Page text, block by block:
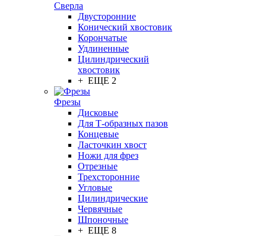
Сверла
Двусторонние
Конический хвостовик
Корончатые
Удлиненные
Цилиндрический
хвостовик
+ ЕЩЕ 2
Фрезы
Дисковые
Для Т-образных пазов
Концевые
Ласточкин хвост
Ножи для фрез
Отрезные
Трехсторонние
Угловые
Цилиндрические
Червячные
Шпоночные
+ ЕЩЕ 8